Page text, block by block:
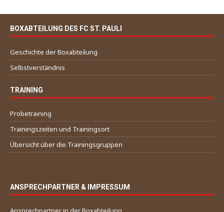
BOXABTEILUNG DES FC ST. PAULI
Geschichte der Boxabteilung
Selbstverständnis
TRAINING
Probetraining
Trainingszeiten und Trainingsort
Übersicht über die Trainingsgruppen
ANSPRECHPARTNER & IMPRESSUM